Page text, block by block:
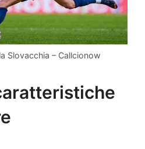
Slovacchia – Callcionow